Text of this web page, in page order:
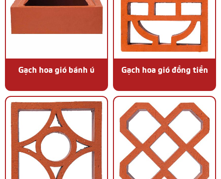
Gạch hoa gió bánh ú Gạch hoa gió đồng tiền